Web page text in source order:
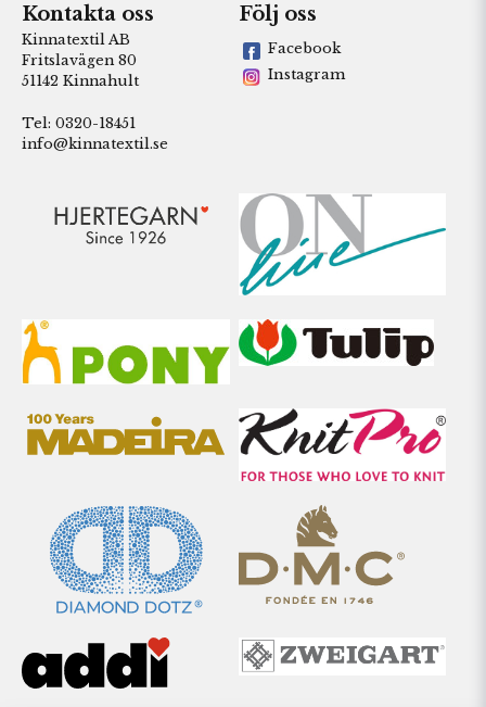
Kontakta oss
Kinnatextil AB
Fritslavägen 80
51142 Kinnahult
Tel: 0320-18451
info@kinnatextil.se
Följ oss
Facebook
Instagram